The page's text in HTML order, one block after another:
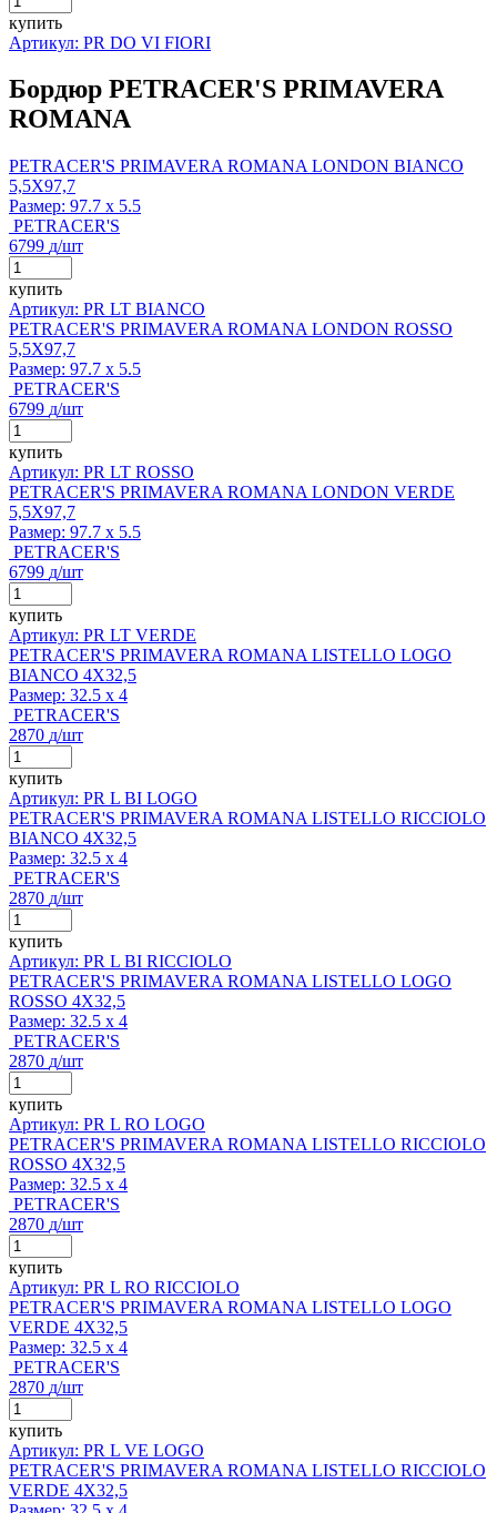
купить
Артикул: PR DO VI FIORI
Бордюр PETRACER'S PRIMAVERA
ROMANA
PETRACER'S PRIMAVERA ROMANA LONDON BIANCO
5,5X97,7
Размер: 97.7 x 5.5
PETRACER'S
6799 д/шт
купить
Артикул: PR LT BIANCO
PETRACER'S PRIMAVERA ROMANA LONDON ROSSO
5,5X97,7
Размер: 97.7 x 5.5
PETRACER'S
6799 д/шт
купить
Артикул: PR LT ROSSO
PETRACER'S PRIMAVERA ROMANA LONDON VERDE
5,5X97,7
Размер: 97.7 x 5.5
PETRACER'S
6799 д/шт
купить
Артикул: PR LT VERDE
PETRACER'S PRIMAVERA ROMANA LISTELLO LOGO
BIANCO 4X32,5
Размер: 32.5 x 4
PETRACER'S
2870 д/шт
купить
Артикул: PR L BI LOGO
PETRACER'S PRIMAVERA ROMANA LISTELLO RICCIOLO
BIANCO 4X32,5
Размер: 32.5 x 4
PETRACER'S
2870 д/шт
купить
Артикул: PR L BI RICCIOLO
PETRACER'S PRIMAVERA ROMANA LISTELLO LOGO
ROSSO 4X32,5
Размер: 32.5 x 4
PETRACER'S
2870 д/шт
купить
Артикул: PR L RO LOGO
PETRACER'S PRIMAVERA ROMANA LISTELLO RICCIOLO
ROSSO 4X32,5
Размер: 32.5 x 4
PETRACER'S
2870 д/шт
купить
Артикул: PR L RO RICCIOLO
PETRACER'S PRIMAVERA ROMANA LISTELLO LOGO
VERDE 4X32,5
Размер: 32.5 x 4
PETRACER'S
2870 д/шт
купить
Артикул: PR L VE LOGO
PETRACER'S PRIMAVERA ROMANA LISTELLO RICCIOLO
VERDE 4X32,5